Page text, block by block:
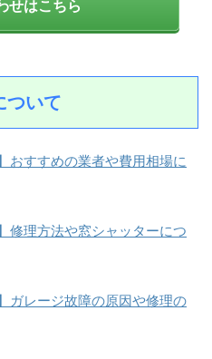
せはこちら
ついて
おすすめの業者や費用相場に
修理方法や窓シャッターにつ
ガレージ故障の原因や修理の